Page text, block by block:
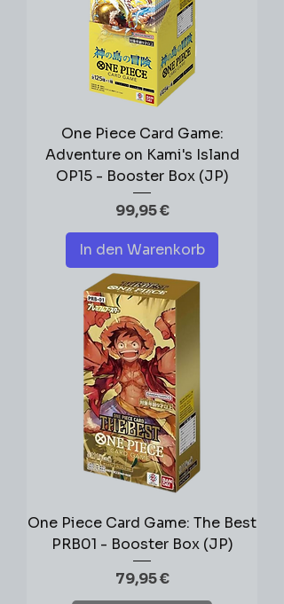
One Piece Card Game:
Adventure on Kami's Island
OP15 - Booster Box (JP)
Preis
99,95 €
In den Warenkorb
One Piece Card Game: The Best
PRB01 - Booster Box (JP)
Preis
79,95 €